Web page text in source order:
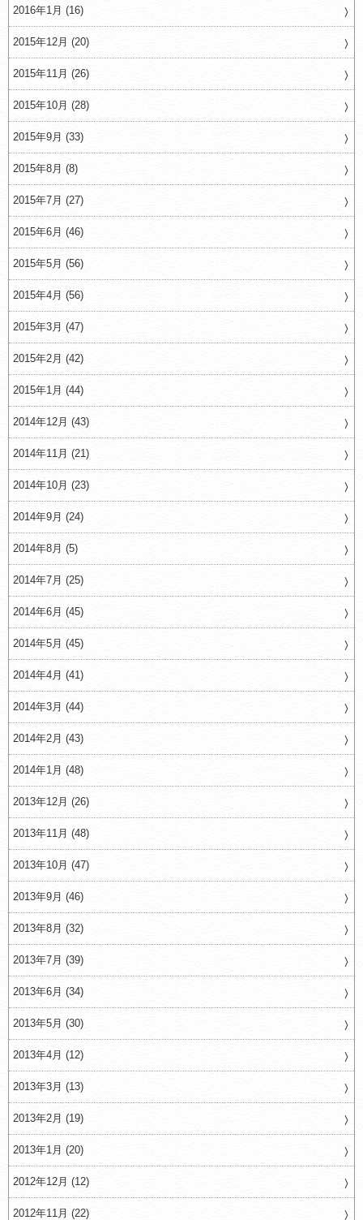
2016年1月 (16)
2015年12月 (20)
2015年11月 (26)
2015年10月 (28)
2015年9月 (33)
2015年8月 (8)
2015年7月 (27)
2015年6月 (46)
2015年5月 (56)
2015年4月 (56)
2015年3月 (47)
2015年2月 (42)
2015年1月 (44)
2014年12月 (43)
2014年11月 (21)
2014年10月 (23)
2014年9月 (24)
2014年8月 (5)
2014年7月 (25)
2014年6月 (45)
2014年5月 (45)
2014年4月 (41)
2014年3月 (44)
2014年2月 (43)
2014年1月 (48)
2013年12月 (26)
2013年11月 (48)
2013年10月 (47)
2013年9月 (46)
2013年8月 (32)
2013年7月 (39)
2013年6月 (34)
2013年5月 (30)
2013年4月 (12)
2013年3月 (13)
2013年2月 (19)
2013年1月 (20)
2012年12月 (12)
2012年11月 (22)